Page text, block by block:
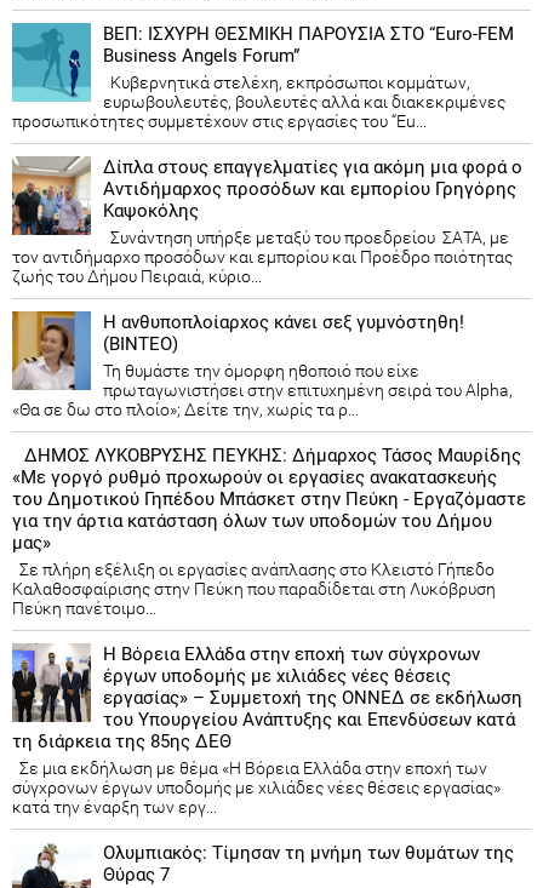
ΒΕΠ: ΙΣΧΥΡΗ ΘΕΣΜΙΚΗ ΠΑΡΟΥΣΙΑ ΣΤΟ “Euro-FEM
Business Angels Forum”
Κυβερνητικά στελέχη, εκπρόσωποι κομμάτων,
ευρωβουλευτές, βουλευτές αλλά και διακεκριμένες
προσωπικότητες συμμετέχουν στις εργασίες του “Eu...
Δίπλα στους επαγγελματίες για ακόμη μια φορά ο
Αντιδήμαρχος προσόδων και εμπορίου Γρηγόρης
Καψοκόλης
Συνάντηση υπήρξε μεταξύ του προεδρείου ΣΑΤΑ, με
τον αντιδήμαρχο προσόδων και εμπορίου και Προέδρο ποιότητας
ζωής του Δήμου Πειραιά, κύριο...
Η ανθυποπλοίαρχος κάνει σεξ γυμνόστηθη!
(ΒΙΝΤΕΟ)
Τη θυμάστε την όμορφη ηθοποιό που είχε
πρωταγωνιστήσει στην επιτυχημένη σειρά του Alpha,
«Θα σε δω στο πλοίο»; Δείτε την, χωρίς τα ρ...
ΔΗΜΟΣ ΛΥΚΟΒΡΥΣΗΣ ΠΕΥΚΗΣ: Δήμαρχος Τάσος Μαυρίδης
«Με γοργό ρυθμό προχωρούν οι εργασίες ανακατασκευής
του Δημοτικού Γηπέδου Μπάσκετ στην Πεύκη - Εργαζόμαστε
για την άρτια κατάσταση όλων των υποδομών του Δήμου
μας»
Σε πλήρη εξέλιξη οι εργασίες ανάπλασης στο Κλειστό Γήπεδο
Καλαθοσφαίρισης στην Πεύκη που παραδίδεται στη Λυκόβρυση
Πεύκη πανέτοιμο...
Η Βόρεια Ελλάδα στην εποχή των σύγχρονων
έργων υποδομής με χιλιάδες νέες θέσεις
εργασίας» – Συμμετοχή της ΟΝΝΕΔ σε εκδήλωση
του Υπουργείου Ανάπτυξης και Επενδύσεων κατά
τη διάρκεια της 85ης ΔΕΘ
Σε μια εκδήλωση με θέμα «Η Βόρεια Ελλάδα στην εποχή των
σύγχρονων έργων υποδομής με χιλιάδες νέες θέσεις εργασίας»
κατά την έναρξη των εργ...
Ολυμπιακός: Τίμησαν τη μνήμη των θυμάτων της
Θύρας 7